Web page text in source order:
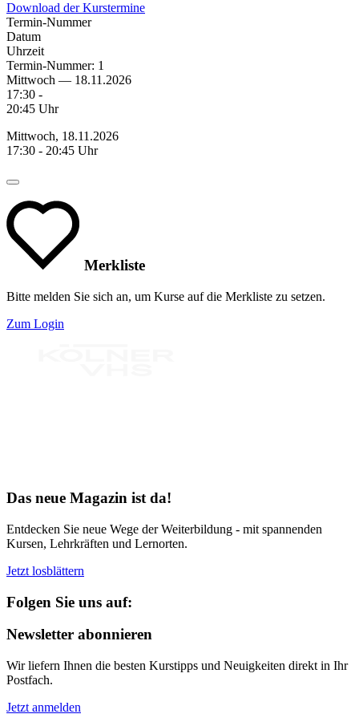
Download der Kurstermine
Termin-Nummer
Datum
Uhrzeit
Termin-Nummer: 1
Mittwoch — 18.11.2026
17:30 -
20:45 Uhr
Mittwoch, 18.11.2026
17:30 - 20:45 Uhr
Merkliste
Bitte melden Sie sich an, um Kurse auf die Merkliste zu setzen.
Zum Login
Das neue Magazin ist da!
Entdecken Sie neue Wege der Weiterbildung - mit spannenden
Kursen, Lehrkräften und Lernorten.
Jetzt losblättern
Folgen Sie uns auf:
Newsletter abonnieren
Wir liefern Ihnen die besten Kurstipps und Neuigkeiten direkt in Ihr
Postfach.
Jetzt anmelden